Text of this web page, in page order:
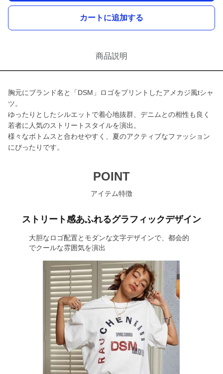
カートに追加する
商品説明
胸元にブランド名と「DSM」ロゴをプリントしたアメカジ風tシャ
ツ。
ゆったりとしたシルエットで着心地抜群、デニムとの相性も良く
若者に人気のストリートスタイルを演出。
様々なボトムスと合わせやすく、夏のアクティブなファッション
にぴったりです。
POINT
アイテム特徴
ストリート感あふれるグラフィックデザイン
大胆なロゴ配置とモダンな文字デザインで、都会的
でクールな雰囲気を演出